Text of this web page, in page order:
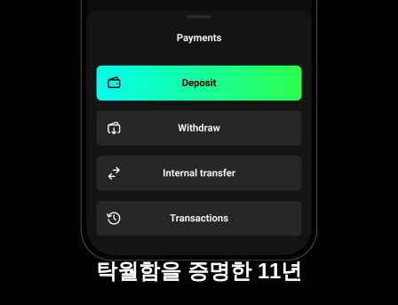
탁월함을 증명한 11년